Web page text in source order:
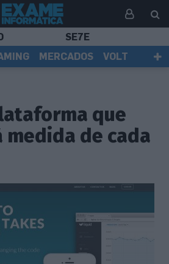
SE7E
MERCADOS
VOLT
que
medida de cada